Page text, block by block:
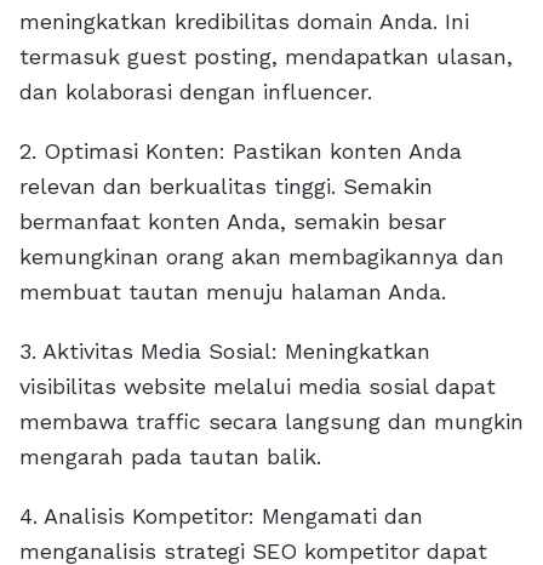
meningkatkan kredibilitas domain Anda. Ini
termasuk guest posting, mendapatkan ulasan,
dan kolaborasi dengan influencer.
2. Optimasi Konten: Pastikan konten Anda
relevan dan berkualitas tinggi. Semakin
bermanfaat konten Anda, semakin besar
kemungkinan orang akan membagikannya dan
membuat tautan menuju halaman Anda.
3. Aktivitas Media Sosial: Meningkatkan
visibilitas website melalui media sosial dapat
membawa traffic secara langsung dan mungkin
mengarah pada tautan balik.
4. Analisis Kompetitor: Mengamati dan
menganalisis strategi SEO kompetitor dapat